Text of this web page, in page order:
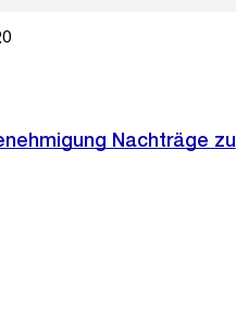
Nachträge zu